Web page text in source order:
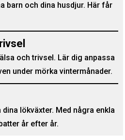
barn och dina husdjur. Här får
och trivsel. Lär dig anpassa
under mörka vintermånader.
lökväxter. Med några enkla
år efter år.